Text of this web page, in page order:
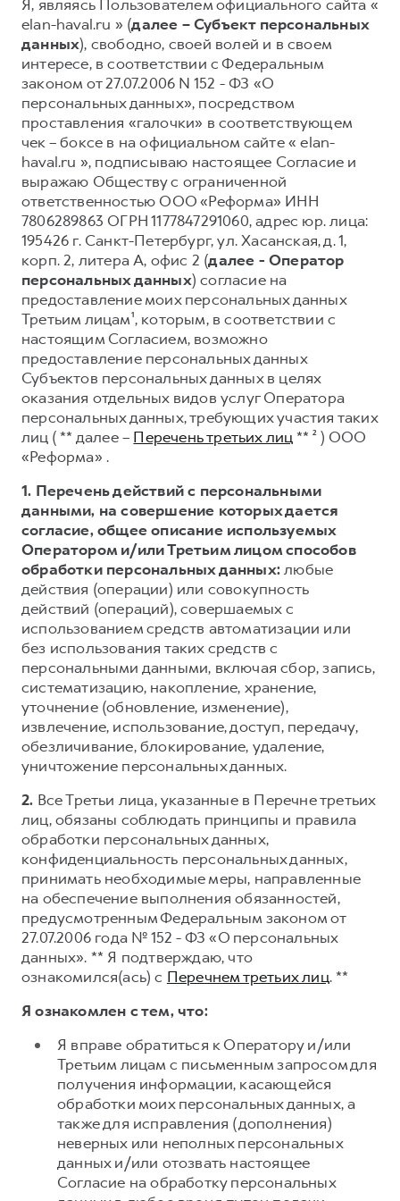
от 3 199 000 ₽
DARGO X
от 3 499 000 ₽
F7
от 2 899 000 ₽
F7X
от 3 599 000 ₽
POER
от 3 449 000 ₽
Тест-драйв
Трейд-ин
КРЕДИТ И СТРАХОВАНИЕ
Кредитный калькулятор
Страхование
Кредит
КОРПОРАТИВНЫМ КЛИЕНТАМ
Для малого бизнеса
Корпоративным клиентам
Крупным корпоративным клиентам
Система управления автопарком
Сервис для корпоративных клиентов
HAVAL Лизинг
АКСЕССУАРЫ HAVAL
Автомобильные аксессуары
Коллекция CITY
Коллекция Базовая
Коллекция Детская
СЕРВИСНОЕ ОБСЛУЖИВАНИЕ
Нулевое ТО
Программа «Помощь на дороге»
Регламенты технического обслуживания
Электронный ПТС
ПОДДЕРЖКА
GWM Безопасность
Гарантия HAVAL
Мобильное приложение GWM
Программа «HAVAL Защита+»
Руководства по эксплуатации
Подписки
АКСЕССУАРЫ HAVAL
Автомобильные аксессуары
Коллекция CITY
Коллекция Базовая
Коллекция Детская
О дилере
Наша команда
Контакты
Я, являясь Пользователем официального сайта «
elan-haval.ru » (далее – Субъект персональных
данных), свободно, своей волей и в своем
интересе, в соответствии с Федеральным
законом от 27.07.2006 N 152 - ФЗ «О
персональных данных», посредством
проставления «галочки» в соответствующем
чек – боксе в на официальном сайте « elan-
haval.ru », подписываю настоящее Согласие и
выражаю Обществу с ограниченной
ответственностью ООО «Реформа» ИНН
7806289863 ОГРН 1177847291060, адрес юр. лица:
195426 г. Санкт-Петербург, ул. Хасанская, д. 1,
корп. 2, литера А, офис 2 (далее - Оператор
персональных данных) согласие на
предоставление моих персональных данных
Третьим лицам¹, которым, в соответствии с
настоящим Согласием, возможно
предоставление персональных данных
Субъектов персональных данных в целях
оказания отдельных видов услуг Оператора
персональных данных, требующих участия таких
лиц ( ** далее – Перечень третьих лиц** ² ) ООО
«Реформа» .
1. Перечень действий с персональными
данными, на совершение которых дается
согласие, общее описание используемых
Оператором и/или Третьим лицом способов
обработки персональных данных:любые
действия (операции) или совокупность
действий (операций), совершаемых с
использованием средств автоматизации или
без использования таких средств с
персональными данными, включая сбор, запись,
систематизацию, накопление, хранение,
уточнение (обновление, изменение),
извлечение, использование, доступ, передачу,
обезличивание, блокирование, удаление,
уничтожение персональных данных.
2. Все Третьи лица, указанные в Перечне третьих
лиц, обязаны соблюдать принципы и правила
обработки персональных данных,
конфиденциальность персональных данных,
принимать необходимые меры, направленные
на обеспечение выполнения обязанностей,
предусмотренным Федеральным законом от
27.07.2006 года № 152 - ФЗ «О персональных
данных». ** Я подтверждаю, что
ознакомился(ась) с Перечнем третьих лиц. **
Я ознакомлен с тем, что:
Я вправе обратиться к Оператору и/или
Третьим лицам с письменным запросом для
получения информации, касающейся
обработки моих персональных данных, а
также для исправления (дополнения)
неверных или неполных персональных
данных и/или отозвать настоящее
Согласие на обработку персональных